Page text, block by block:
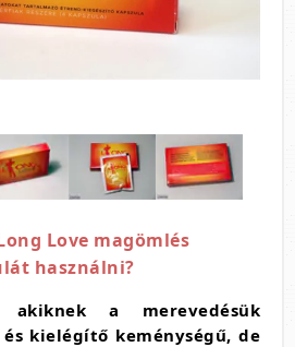
Love magömlés
használni?
akiknek a merevedésük
és kielégítő keménységű, de